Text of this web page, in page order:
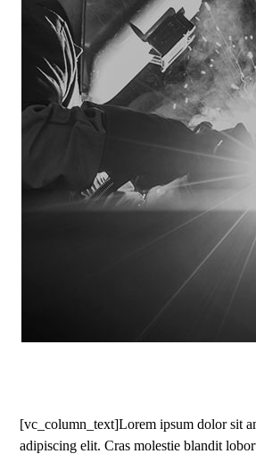
[vc_column_text]Lorem ipsum dolor sit
adipiscing elit. Cras molestie blandit